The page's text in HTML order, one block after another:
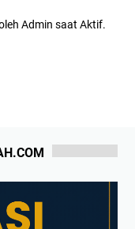
Admin saat Aktif.